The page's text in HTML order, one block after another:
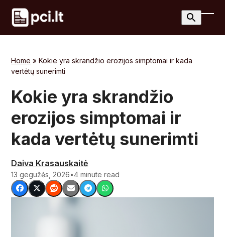
Skip
content
Home »Kokie yra skrandžio erozijos simptomai ir kada
vertėtų sunerimti
Kokie yra skrandžio
erozijos simptomai ir
kada vertėtų sunerimti
Daiva Krasauskaitė
13 gegužės, 2026•4 minute read